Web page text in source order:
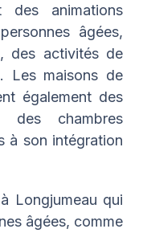
des animations
âgées,
des activités de
Les maisons de
également des
des chambres
à son intégration
Longjumeau qui
âgées, comme